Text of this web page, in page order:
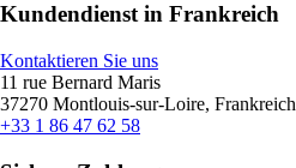
Kundendienst in Frankreich
Kontaktieren Sie uns
11 rue Bernard Maris
37270 Montlouis-sur-Loire, Frankreich
+33 1 86 47 62 58